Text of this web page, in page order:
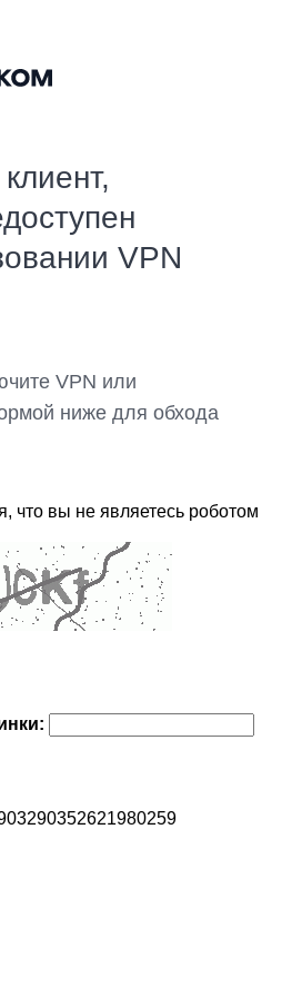
VPN
VPN или
ниже для обхода
что вы не являетесь роботом